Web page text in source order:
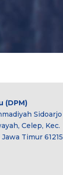
(DPM)
Sidoarjo
Celep, Kec.
Timur 61215